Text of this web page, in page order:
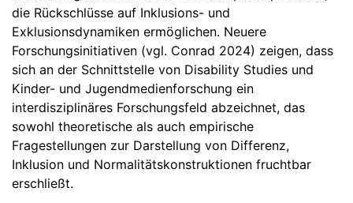
die Rückschlüsse auf Inklusions- und
Exklusionsdynamiken ermöglichen. Neuere
Forschungsinitiativen (vgl. Conrad 2024) zeigen, dass
sich an der Schnittstelle von Disability Studies und
Kinder- und Jugendmedienforschung ein
interdisziplinäres Forschungsfeld abzeichnet, das
sowohl theoretische als auch empirische
Fragestellungen zur Darstellung von Differenz,
Inklusion und Normalitätskonstruktionen fruchtbar
erschließt.